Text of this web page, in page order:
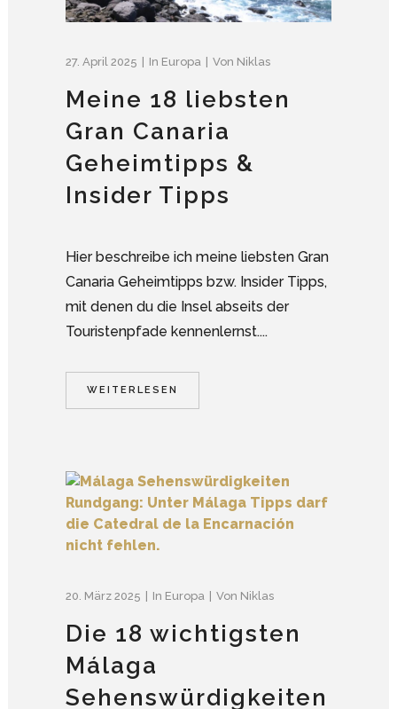
27. April 2025 In Europa Von Niklas
Meine 18 liebsten
Gran Canaria
Geheimtipps &
Insider Tipps
Hier beschreibe ich meine liebsten Gran
Canaria Geheimtipps bzw. Insider Tipps,
mit denen du die Insel abseits der
Touristenpfade kennenlernst....
WEITERLESEN
20. März 2025 In Europa Von Niklas
Die 18 wichtigsten
Málaga
Sehenswürdigkeiten